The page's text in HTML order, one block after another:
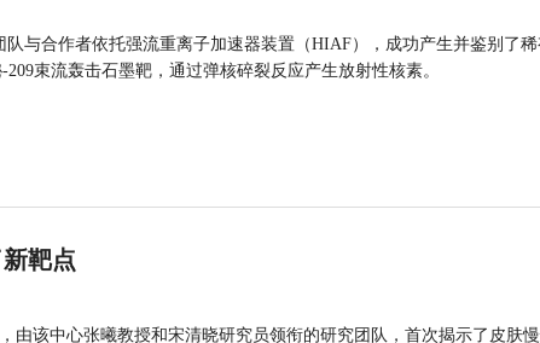
与合作者依托强流重离子加速器装置（HIAF），成功产生并鉴别了
束流轰击石墨靶，通过弹核碎裂反应产生放射性核素。
靶点
由该中心张曦教授和宋清晓研究员领衔的研究团队，首次揭示了皮肤